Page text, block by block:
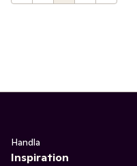
Handla
Inspiration